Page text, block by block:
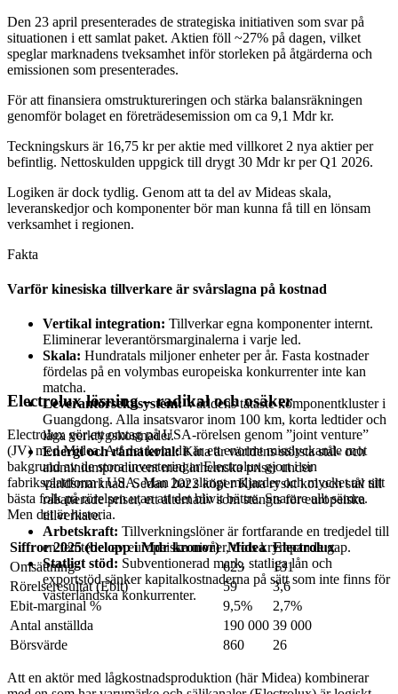
Den 23 april presenterades de strategiska initiativen som svar på
situationen i ett samlat paket. Aktien föll ~27% på dagen, vilket
speglar marknadens tveksamhet inför storleken på åtgärderna och
emissionen som presenterades.
För att finansiera omstruktureringen och stärka balansräkningen
genomför bolaget en företrädesemission om ca 9,1 Mdr kr.
Teckningskurs är 16,75 kr per aktie med villkoret 2 nya aktier per
befintlig. Nettoskulden uppgick till drygt 30 Mdr kr per Q1 2026.
Logiken är dock tydlig. Genom att ta del av Mideas skala,
leveranskedjor och komponenter bör man kunna få till en lönsam
verksamhet i regionen.
Fakta
Varför kinesiska tillverkare är svårslagna på kostnad
Vertikal integration: Tillverkar egna komponenter internt.
Eliminerar leverantörsmarginalerna i varje led.
Skala: Hundratals miljoner enheter per år. Fasta kostnader
fördelas på en volymbas europeiska konkurrenter inte kan
matcha.
Leverantörsekosystem:Världens tätaste komponentkluster i
Guangdong. Alla insatsvaror inom 100 km, korta ledtider och
låga verktygskostnader.
Energi och råmaterial:Kina är världens största stål- och
aluminiumproducent med inhemska priser under
världsmarknad. Sedan 2022 köper Kina ryskt kol och stål till
rabatterade priser, ett alternativ som stängts för europeiska
tillverkare.
Arbetskraft: Tillverkningslöner är fortfarande en tredjedel till
en femtedel av europeiska nivåer, trots krympande gap.
Statligt stöd: Subventionerad mark, statliga lån och
exportstöd sänker kapitalkostnaderna på sätt som inte finns för
västerländska konkurrenter.
Electrolux lösning – radikal och osäker
Electrolux gör ett omtag på USA-rörelsen genom ”joint venture”
(JV) med Midea. Att det kom dit är ett enormt misslyckande mot
bakgrund av de stora investeringar Electrolux gjort i sin
fabriksplattform i USA. Man har slängt miljarder och mycket av sitt
bästa folk på rörelsen utan att det blivit bättre. Snarare allt sämre.
Men det är historia.
Siffror 2025 (belopp i Mdr kronor) Midea Electrolux
Omsättning
623
131
Rörelseresultat (Ebit)
59
3,6
Ebit-marginal %
9,5%
2,7%
Antal anställda
190 000 39 000
Börsvärde
860 26
Att en aktör med lågkostnadsproduktion (här Midea) kombinerar